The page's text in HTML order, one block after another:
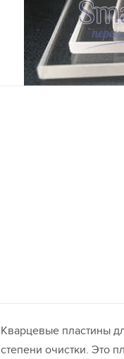
Кварцевые пластины
степени очистки. Это